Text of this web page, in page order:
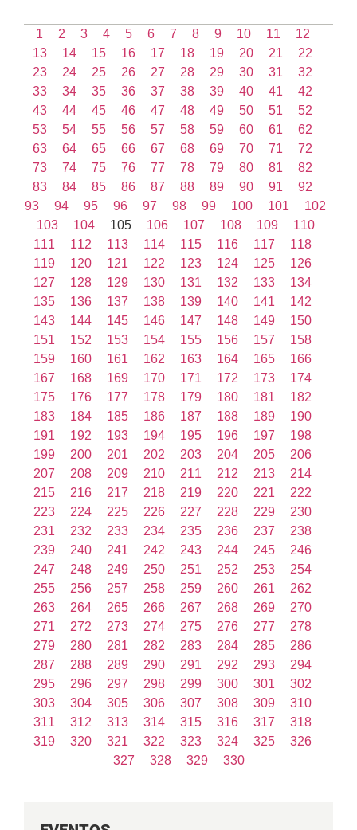
1 2 3 4 5 6 7 8 9 10 11
12
13
14 15 16 17 18 19 20 21
22
23
24 25 26 27 28 29 30 31
32
33
34 35 36 37 38 39 40 41
42
43
44 45 46 47 48 49 50 51
52
53
54 55 56 57 58 59 60 61
62
63
64 65 66 67 68 69 70 71
72
73
74 75 76 77 78 79 80 81
82
83
84 85 86 87 88 89 90 91
92
93
94 95 96 97 98 99 100 101
102
103
104 105 106 107 108 109
110
111
112 113 114 115 116 117
118
119
120 121 122 123 124 125
126
127
128 129 130 131 132 133
134
135
136 137 138 139 140 141
142
143
144 145 146 147 148 149
150
151
152 153 154 155 156 157
158
159
160 161 162 163 164 165
166
167
168 169 170 171 172 173
174
175
176 177 178 179 180 181
182
183
184 185 186 187 188 189
190
191
192 193 194 195 196 197
198
199
200 201 202 203 204 205
206
207
208 209 210 211 212 213
214
215
216 217 218 219 220 221
222
223
224 225 226 227 228 229
230
231
232 233 234 235 236 237
238
239
240 241 242 243 244 245
246
247
248 249 250 251 252 253
254
255
256 257 258 259 260 261
262
263
264 265 266 267 268 269
270
271
272 273 274 275 276 277
278
279
280 281 282 283 284 285
286
287
288 289 290 291 292 293
294
295
296 297 298 299 300 301
302
303
304 305 306 307 308 309
310
311
312 313 314 315 316 317
318
319
320 321 322 323 324 325
326
327
328 329 330